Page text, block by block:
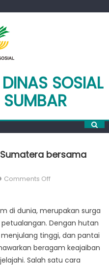
SOSIAL
bersama
Comments Offon
Alam
Sumatera
bersama
DTKS
Sumbar
di dunia, merupakan surga
Dengan hutan
tinggi, dan pantai
beragam keajaiban
Salah satu cara